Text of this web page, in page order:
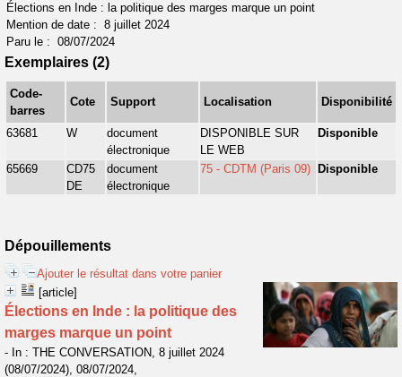
Élections en Inde : la politique des marges marque un point
Mention de date : 8 juillet 2024
Paru le : 08/07/2024
Exemplaires (2)
Code-
barres
Cote Support Localisation Disponibilité
63681 W
document
électronique
DISPONIBLE SUR
LE WEB
Disponible
65669
CD75
DE
document
électronique
75 - CDTM (Paris 09) Disponible
Dépouillements
Ajouter le résultat dans votre panier
[article]
Élections en Inde : la politique des
marges marque un point
- In : THE CONVERSATION, 8 juillet 2024
(08/07/2024), 08/07/2024,